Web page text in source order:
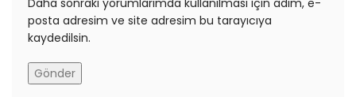
Daha sonraki yorumlarımda kullanılması için adım, e-
posta adresim ve site adresim bu tarayıcıya
kaydedilsin.